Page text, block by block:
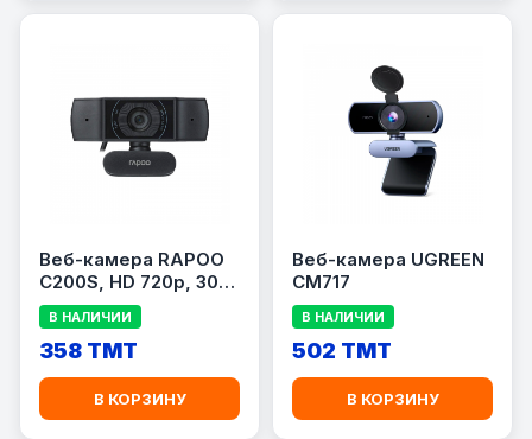
Веб-камера RAPOO
C200S, HD 720p, 30
FPS, встроенный
микрофон, черная
В НАЛИЧИИ
358 TMT
В КОРЗИНУ
Веб-камера UGREEN
CM717
В НАЛИЧИИ
502 TMT
В КОРЗИНУ